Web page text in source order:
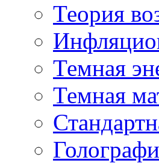
Теория
Темная
Темная